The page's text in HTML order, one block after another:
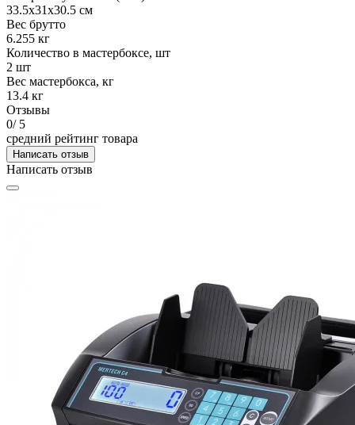
33.5х31х30.5 см
Вес брутто
6.255 кг
Количество в мастербоксе, шт
2 шт
Вес мастербокса, кг
13.4 кг
Отзывы
0/ 5
средний рейтинг товара
Написать отзыв
Написать отзыв